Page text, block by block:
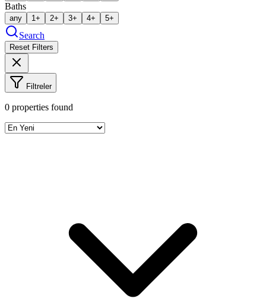
Baths
any 1+ 2+ 3+ 4+ 5+
Search
Reset Filters
Filtreler
0 properties found